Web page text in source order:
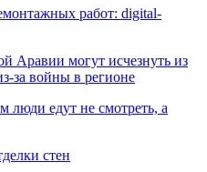
работ: digital-
Аравии могут исчезнуть из
за войны в регионе
люди едут не смотреть, а
стен